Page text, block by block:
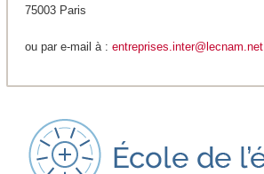
75003 Paris
ou par e-mail à : entreprises.inter@lecnam.net